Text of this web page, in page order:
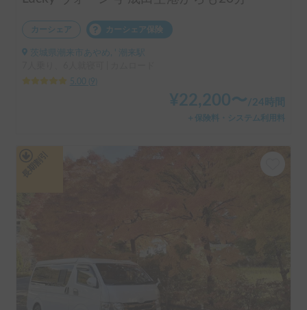
カーシェア カーシェア保険
茨城県潮来市あやめ, ' 潮来駅
5.00
9
¥22,200〜 /24時間
＋保険料・システム利用料